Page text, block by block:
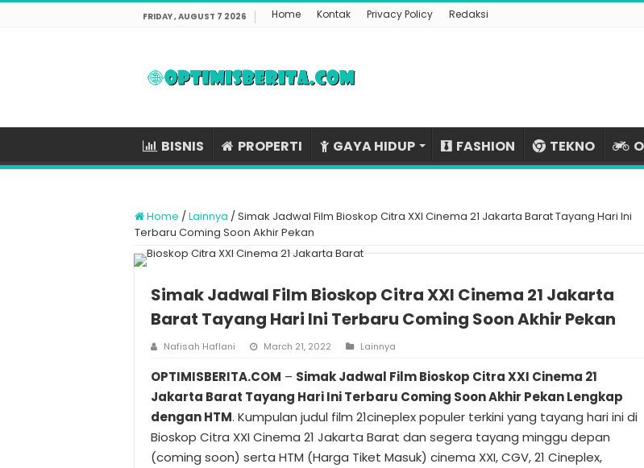
FRIDAY , AUGUST 7 2026 Home Kontak Privacy Policy Redaksi
BISNIS PROPERTI GAYA HIDUP FASHION TEKNO
Home /Lainnya /Simak Jadwal Film Bioskop Citra XXI Cinema 21 Jakarta Barat Tayang Hari Ini
Terbaru Coming Soon Akhir Pekan
Simak Jadwal Film Bioskop Citra XXI Cinema 21 Jakarta
Barat Tayang Hari Ini Terbaru Coming Soon Akhir Pekan
Nafisah Haflani March 21, 2022 Lainnya
OPTIMISBERITA.COM – Simak Jadwal Film Bioskop Citra XXI Cinema 21
Jakarta Barat Tayang Hari Ini Terbaru Coming Soon Akhir Pekan Lengkap
dengan HTM. Kumpulan judul film 21cineplex populer terkini yang tayang hari ini di
Bioskop Citra XXI Cinema 21 Jakarta Barat dan segera tayang minggu depan
(coming soon) serta HTM (Harga Tiket Masuk) cinema XXI, CGV, 21 Cineplex,